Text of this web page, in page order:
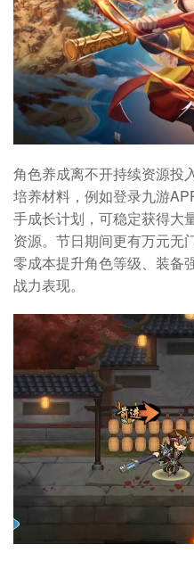
角色养成离不开持续资源投
培养材料，例如登录九游
手成长计划，可稳定获得大
资源。节日期间更有万元无
零成本提升角色等级、装备
战力表现。